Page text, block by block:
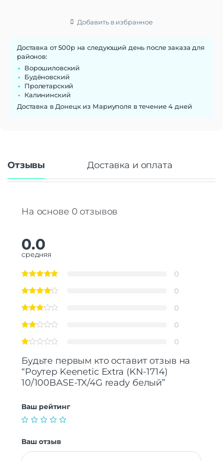
Добавить в избранное
Доставка от 500р на следующий день после заказа для
районов:
Ворошиловский
Будёновский
Пролетарский
Калининский
Доставка в Донецк из Мариуполя в течение 4 дней
Отзывы Доставка и оплата
На основе 0 отзывов
0.0
средняя
0
0
0
0
0
Будьте первым кто оставит отзыв на
“Роутер Keenetic Extra (KN-1714)
10/100BASE-TX/4G ready белый”
Ваш рейтинг
Ваш отзыв